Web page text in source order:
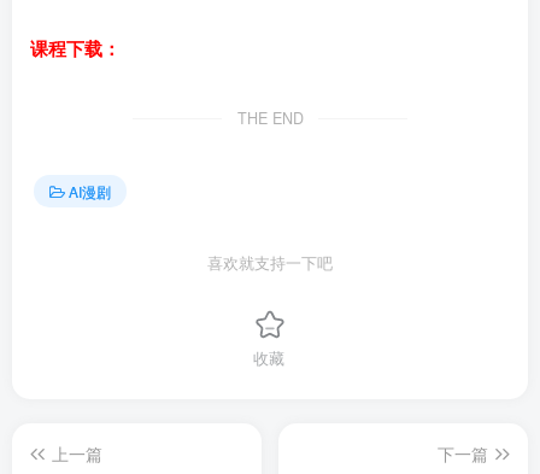
课程下载：
THE END
AI漫剧
喜欢就支持一下吧
收藏
上一篇
下一篇